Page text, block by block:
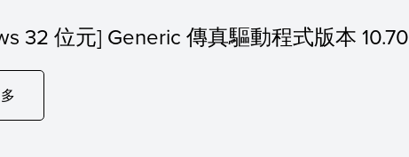
32 位元] Generic 傳真驅動程式版本 10.70